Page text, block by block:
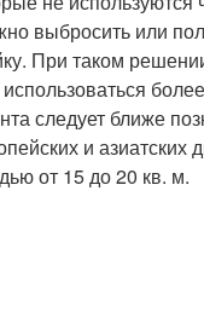
выбросить или
При таком
использоваться
следует ближе
и азиатских
от 15 до 20 кв. м.